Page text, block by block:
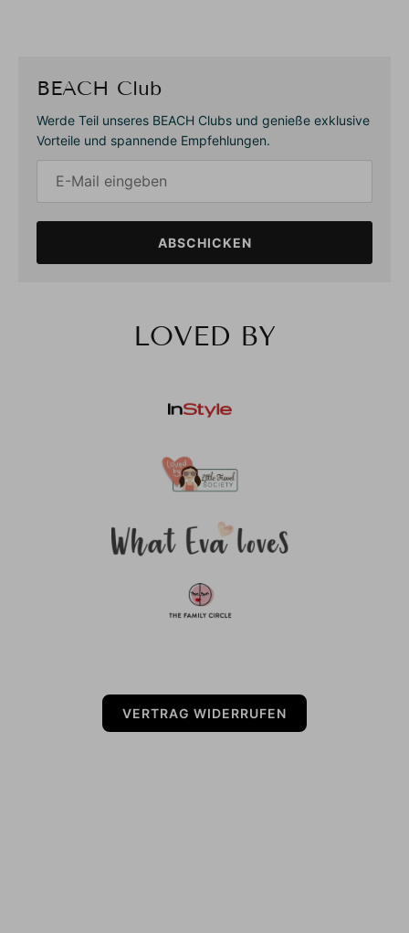
BEACH Club
Werde Teil unseres BEACH Clubs und genieße exklusive
Vorteile und spannende Empfehlungen.
ABSCHICKEN
LOVED BY
VERTRAG WIDERRUFEN